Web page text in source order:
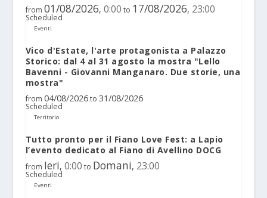
from 01/08/2026, 0:00 to 17/08/2026, 23:00
Scheduled
Eventi
Vico d'Estate, l'arte protagonista a Palazzo
Storico: dal 4 al 31 agosto la mostra "Lello
Bavenni - Giovanni Manganaro. Due storie, una
mostra"
from 04/08/2026 to 31/08/2026
Scheduled
Territorio
Tutto pronto per il Fiano Love Fest: a Lapio
l’evento dedicato al Fiano di Avellino DOCG
from Ieri, 0:00 to Domani, 23:00
Scheduled
Eventi